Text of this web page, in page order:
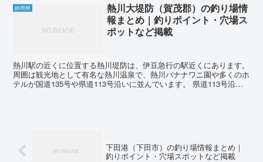
静岡県
熱川大堤防（賀茂郡）の釣り場情
報まとめ｜釣りポイント・穴場ス
ポットなど掲載
熱川駅の近くに位置する熱川堤防は、伊豆急行の駅近くにあります。
周囲は観光地として有名な熱川温泉で、熱川バナナワニ園や多くのホ
テルが国道135号や県道113号沿いに並んでいます。 県道113号沿い
下田港（下田市）の釣り場情報まとめ｜
釣りポイント・穴場スポットなど掲載